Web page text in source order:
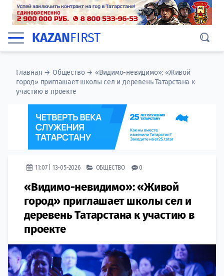
KAZANFIRST
Главная →Общество→ «Видимо-невидимо»: «Живой
город» приглашает школы сел и деревень Татарстана к
участию в проекте
11:07 | 13-05-2026 ОБЩЕСТВО 0
«Видимо-невидимо»: «Живой
город» приглашает школы сел и
деревень Татарстана к участию в
проекте